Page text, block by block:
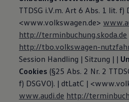
TTDSG i.V.m. Art 6 Abs. 1 lit. f)
<www.volkswagen.de>
http://terminbuchung.skoda.de
http://tbo.volkswagen-
Session Handling | Sitzung | |
Cookies (§25 Abs. 2 Nr. 2
f) DSGVO). | dtLatC |
www.audi.de http://